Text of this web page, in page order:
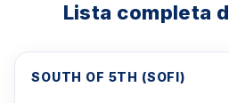
Lista completa
SOUTH OF 5TH (SOFI)